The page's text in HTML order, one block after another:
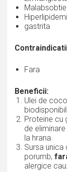
Malabsobtie
gastrita
Fara
Beneficii:
Ulei de
Proteine cu
de
la hrana.
Sursa
porumb,
alergice